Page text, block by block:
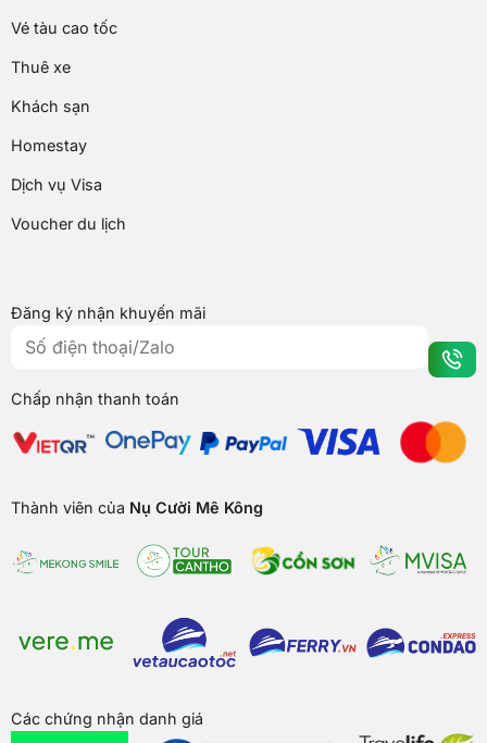
Vé tàu cao tốc
Thuê xe
Khách sạn
Homestay
Dịch vụ Visa
Voucher du lịch
Đăng ký nhận khuyến mãi
Chấp nhận thanh toán
Thành viên của Nụ Cười Mê Kông
Các chứng nhận danh giá